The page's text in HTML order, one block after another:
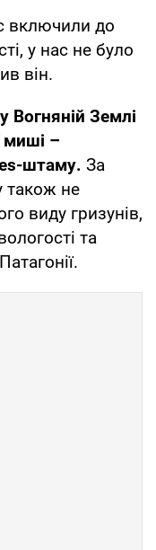
включили до
у нас не було
він.
у Вогняній Землі
миші –
штаму. За
також не
виду гризунів,
та